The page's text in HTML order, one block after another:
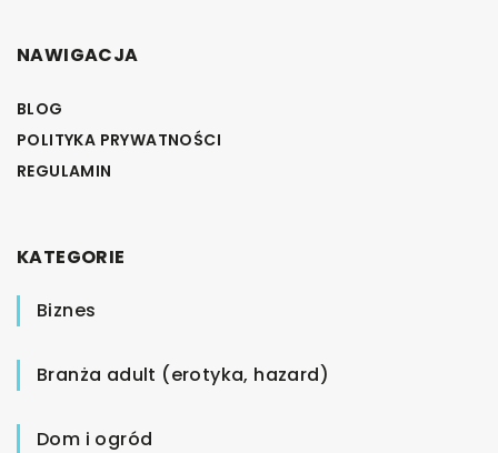
NAWIGACJA
BLOG
POLITYKA PRYWATNOŚCI
REGULAMIN
KATEGORIE
Biznes
Branża adult (erotyka, hazard)
Dom i ogród